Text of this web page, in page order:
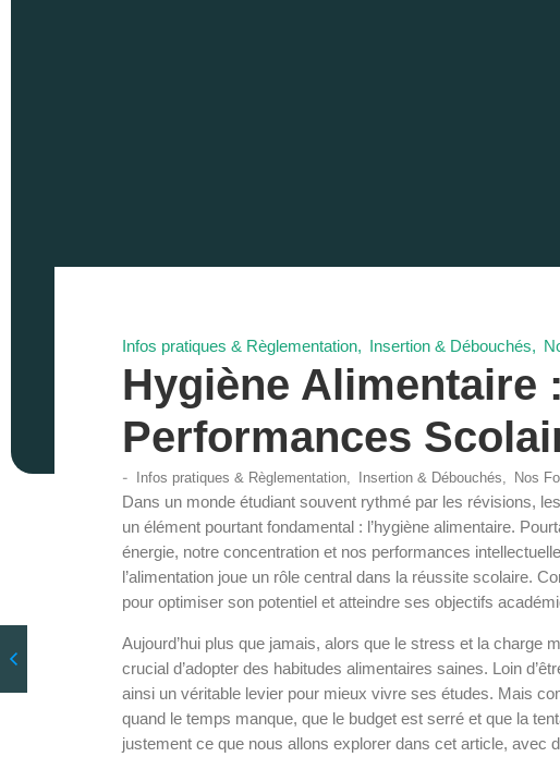
Infos pratiques & Règlementation, Insertion & Débouchés,
Hygiène Alimentaire
Performances
- Infos pratiques & Règlementation, Insertion & Débouchés, Nos
Dans un monde étudiant souvent rythmé par les révisions,
un élément pourtant fondamental : l’hygiène alimentaire.
énergie, notre concentration et nos performances
l’alimentation joue un rôle central dans la réussite scolaire.
pour optimiser son potentiel et atteindre ses objectifs
Aujourd’hui plus que jamais, alors que le stress et la charge
crucial d’adopter des habitudes alimentaires saines. Loin
ainsi un véritable levier pour mieux vivre ses études. Mais
quand le temps manque, que le budget est serré et que la
justement ce que nous allons explorer dans cet article, avec